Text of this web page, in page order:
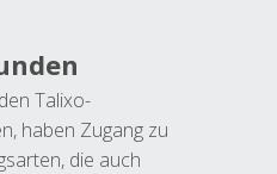
Talixo-
haben Zugang zu
die auch